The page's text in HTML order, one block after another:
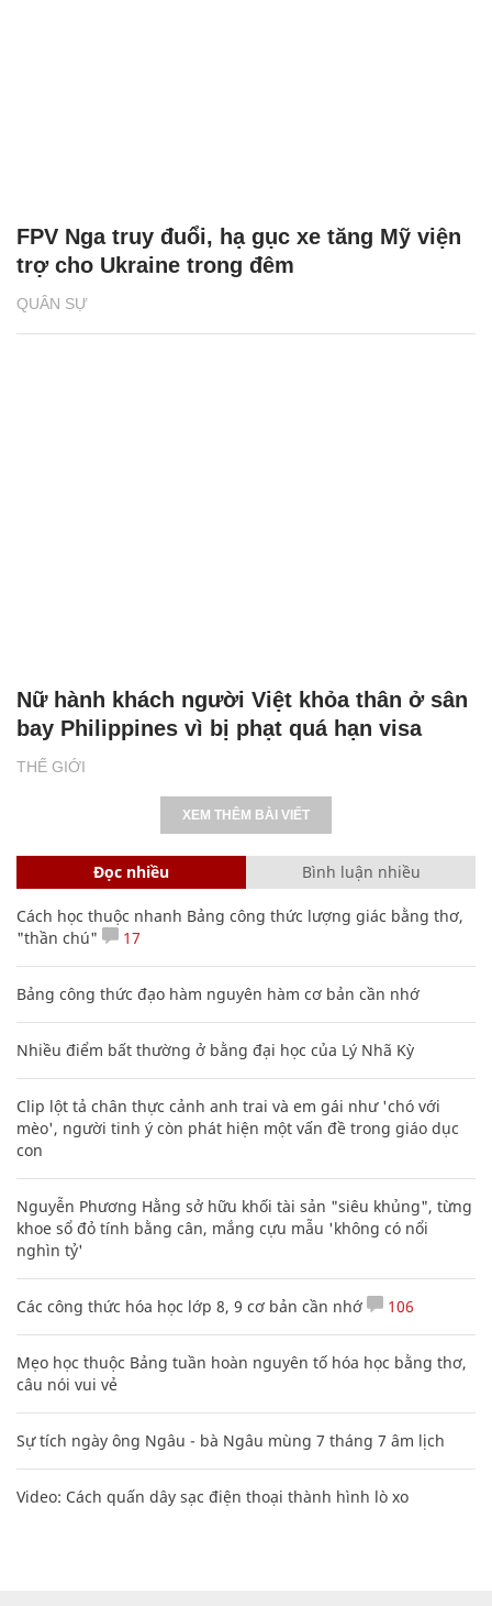
QUÂN SỰ
FPV Nga truy đuổi, hạ gục xe tăng Mỹ viện
trợ cho Ukraine trong đêm
THẾ GIỚI
Nữ hành khách người Việt khỏa thân ở sân
bay Philippines vì bị phạt quá hạn visa
XEM THÊM BÀI VIẾT
Đọc nhiều Bình luận nhiều
Cách học thuộc nhanh Bảng công thức lượng giác bằng thơ,
"thần chú"
17
Bảng công thức đạo hàm nguyên hàm cơ bản cần nhớ
Nhiều điểm bất thường ở bằng đại học của Lý Nhã Kỳ
Clip lột tả chân thực cảnh anh trai và em gái như 'chó với
mèo', người tinh ý còn phát hiện một vấn đề trong giáo dục
con
Nguyễn Phương Hằng sở hữu khối tài sản "siêu khủng", từng
khoe sổ đỏ tính bằng cân, mắng cựu mẫu 'không có nổi
nghìn tỷ'
Các công thức hóa học lớp 8, 9 cơ bản cần nhớ 106
Mẹo học thuộc Bảng tuần hoàn nguyên tố hóa học bằng thơ,
câu nói vui vẻ
Sự tích ngày ông Ngâu - bà Ngâu mùng 7 tháng 7 âm lịch
Video: Cách quấn dây sạc điện thoại thành hình lò xo